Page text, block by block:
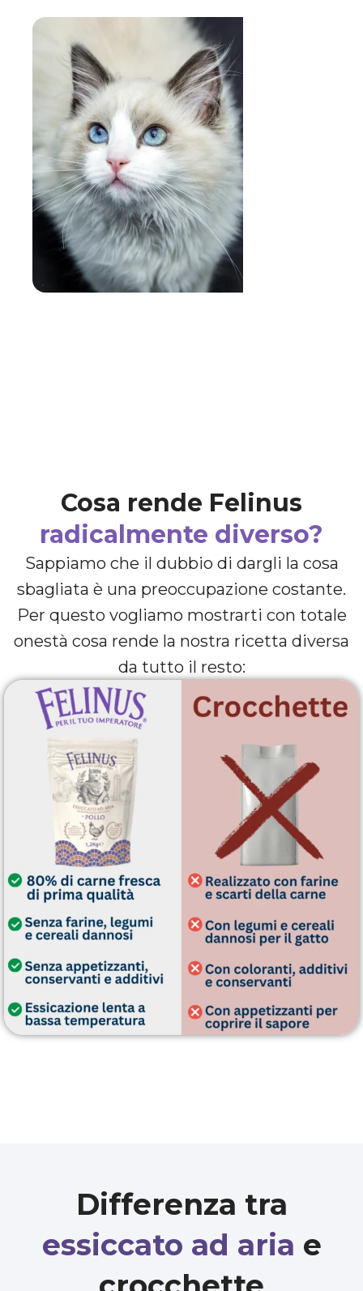
SALUTE:
Proteggerlo da intolleranze,
allergie, infiammazioni
Cosa rende Felinus
radicalmente diverso?
Sappiamo che il dubbio di dargli la cosa
sbagliata è una preoccupazione costante.
Per questo vogliamo mostrarti con totale
onestà cosa rende la nostra ricetta diversa
da tutto il resto:
Differenza tra
essiccato ad aria e